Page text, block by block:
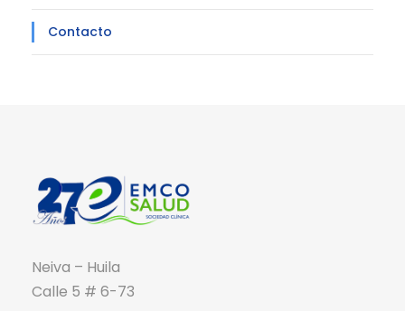
Contacto
Neiva – Huila
Calle 5 # 6-73